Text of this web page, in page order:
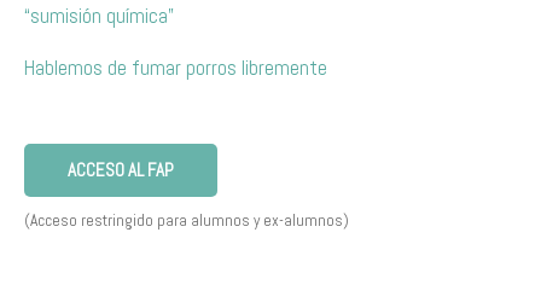
“sumisión química”
Hablemos de fumar porros libremente
ACCESO AL FAP
(Acceso restringido para alumnos y ex-alumnos)